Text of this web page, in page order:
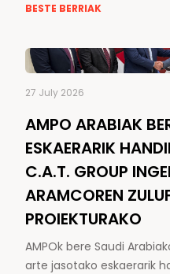
BESTE BERRIAK
27 July 2026
AMPO ARABIAK
ESKAERARIK
C.A.T. GROUP
ARAMCOREN
PROIEKTURAKO
AMPOk bere Saudi
arte jasotako eskaerarik